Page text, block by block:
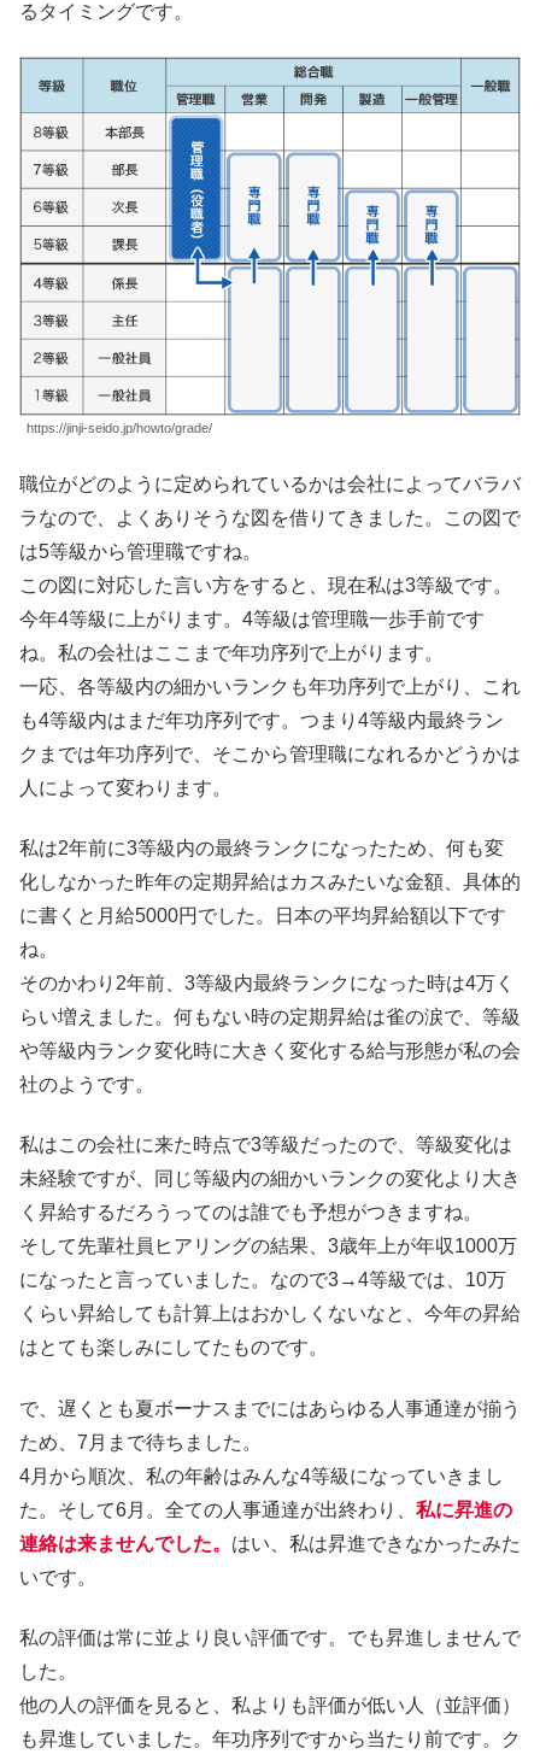
るタイミングです。
https://jinji-seido.jp/howto/grade/
職位がどのように定められているかは会社によってバラバ
ラなので、よくありそうな図を借りてきました。この図で
は5等級から管理職ですね。
この図に対応した言い方をすると、現在私は3等級です。
今年4等級に上がります。4等級は管理職一歩手前です
ね。私の会社はここまで年功序列で上がります。
一応、各等級内の細かいランクも年功序列で上がり、これ
も4等級内はまだ年功序列です。つまり4等級内最終ラン
クまでは年功序列で、そこから管理職になれるかどうかは
人によって変わります。
私は2年前に3等級内の最終ランクになったため、何も変
化しなかった昨年の定期昇給はカスみたいな金額、具体的
に書くと月給5000円でした。日本の平均昇給額以下です
ね。
そのかわり2年前、3等級内最終ランクになった時は4万く
らい増えました。何もない時の定期昇給は雀の涙で、等級
や等級内ランク変化時に大きく変化する給与形態が私の会
社のようです。
私はこの会社に来た時点で3等級だったので、等級変化は
未経験ですが、同じ等級内の細かいランクの変化より大き
く昇給するだろうってのは誰でも予想がつきますね。
そして先輩社員ヒアリングの結果、3歳年上が年収1000万
になったと言っていました。なので3→4等級では、10万
くらい昇給しても計算上はおかしくないなと、今年の昇給
はとても楽しみにしてたものです。
で、遅くとも夏ボーナスまでにはあらゆる人事通達が揃う
ため、7月まで待ちました。
4月から順次、私の年齢はみんな4等級になっていきまし
た。そして6月。全ての人事通達が出終わり、 私に昇進の
連絡は来ませんでした。 はい、私は昇進できなかったみた
いです。
私の評価は常に並より良い評価です。でも昇進しませんで
した。
他の人の評価を見ると、私よりも評価が低い人（並評価）
も昇進していました。年功序列ですから当たり前です。ク